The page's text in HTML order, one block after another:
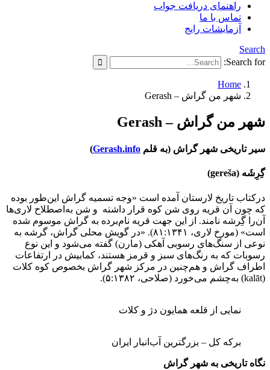
راهنمای دریافت جواب
تماس با ما
آزمایشات رایج
Search
Search for:
Home
شهر من گراش – Gerash
شهر من گراش – Gerash
سیر تاریخی شهر گراش (به قلم Gerash.info
)
گِرِشَه (gereša)
درکتاب تاریخ لارستان آمده است «وجه تسمیه گراش این‌طور بوده
که چون آن قریه روی شن کوه قرار داشته و شن به‌اصطلاح لاری‌ها
آن‌را گِرشه نامند. از این جهت قریه نام‌برده به گراش موسوم شده
است» (مورخ لاری، ۸۱:۱۳۴۱). «در گویش محلی گراش، گرشه به
نوعی از سنگ‌های رسوبی آهکی (مارن) گفته می‌شود و این نوع
رسوبات که به رنگ‌های سبز و قرمز هستند، کمابیش در ارتفاعات
اطراف گراش و هم‌چنین در مرکز شهر گراش بخصوص کوه کلات
(kalāt) به‌چشم می‌خورد (صلاحی، ۵:۱۳۸۲).
نمایی از قلعه همایون دژ و کلات
برکه کل – بزرگترین آب‌انبار ایران
نگاه تاریخی به شهر گراش